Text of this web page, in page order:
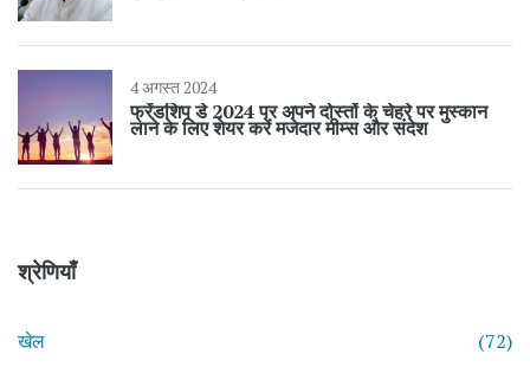
4 अगस्त 2024
फ्रेंडशिप डे 2024 पर अपने दोस्तों के चेहरे पर मुस्कान
लाने के लिए शेयर करें मजेदार मीम्स और संदेश
श्रेणियाँ
खेल
(72)